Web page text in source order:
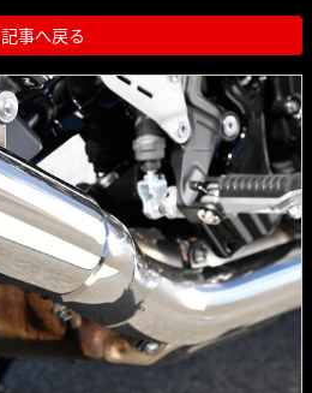
記事へ戻る